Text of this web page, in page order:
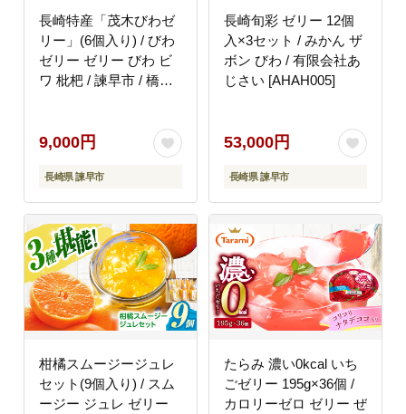
長崎特産「茂木びわゼ
リー」(6個入り) / びわ
ゼリー ゼリー びわ ビ
ワ 枇杷 / 諫早市 / 橋本
9,000円
長崎県 諫早市
長崎旬彩 ゼリー 12個
入×3セット / みかん ザ
ボン びわ / 有限会社あ
じさい [AHAH005]
53,000円
長崎県 諫早市
柑橘スムージージュレ
セット(9個入り) / スム
ージー ジュレ ゼリー
たらみ 濃い0kcal いち
ごゼリー 195g×36個 /
カロリーゼロ ゼリー ぜ